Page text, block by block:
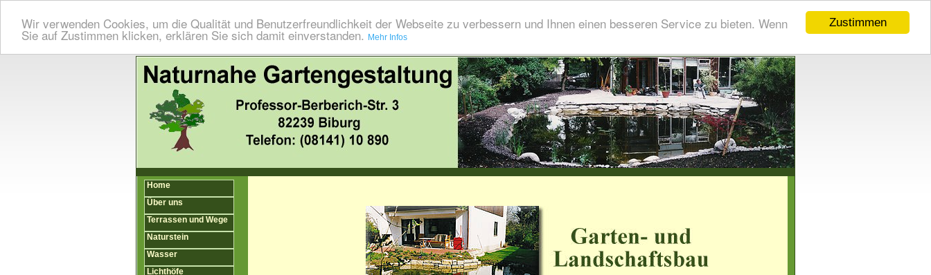
Zustimmen
Wir verwenden Cookies, um die Qualität und Benutzerfreundlichkeit der Webseite zu verbessern und Ihnen einen besseren Service zu bieten. Wenn
Sie auf Zustimmen klicken, erklären Sie sich damit einverstanden. Mehr Infos
Home
Über uns
Terrassen und Wege
Naturstein
Wasser
Lichthöfe